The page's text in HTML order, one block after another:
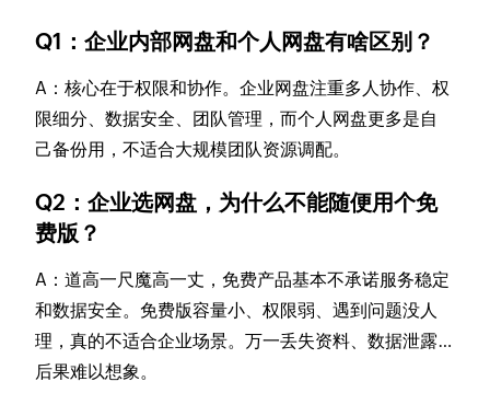
Q1：企业内部网盘和个人网盘有啥区别？
A：核心在于权限和协作。企业网盘注重多人协作、权
限细分、数据安全、团队管理，而个人网盘更多是自
己备份用，不适合大规模团队资源调配。
Q2：企业选网盘，为什么不能随便用个免
费版？
A：道高一尺魔高一丈，免费产品基本不承诺服务稳定
和数据安全。免费版容量小、权限弱、遇到问题没人
理，真的不适合企业场景。万一丢失资料、数据泄露…
后果难以想象。